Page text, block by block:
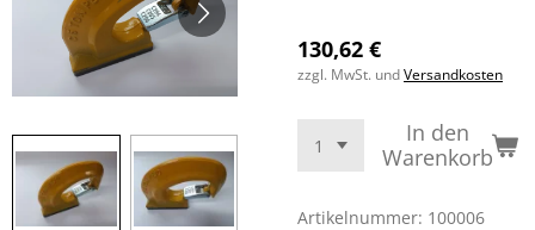
130,62 €
zzgl. MwSt. und Versandkosten
In den
Warenkorb
Artikelnummer: 100006